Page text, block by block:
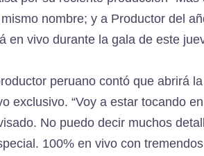
nombre; y a Productor del
en vivo durante la gala de este
peruano contó que abrirá
exclusivo. “Voy a estar tocando
No puedo decir muchos
100% en vivo con